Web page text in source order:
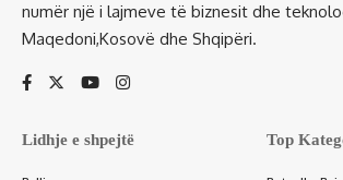
numër një i lajmeve të biznesit dhe
Maqedoni,Kosovë dhe Shqipëri.
Lidhje e shpejtë Top